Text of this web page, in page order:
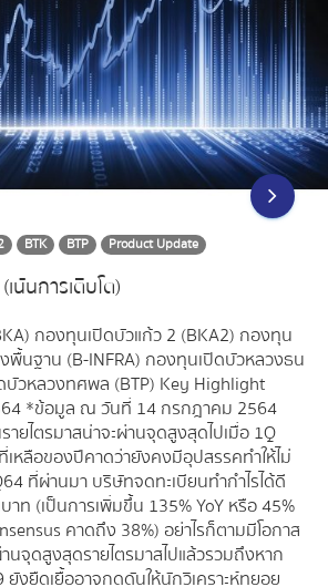
BTK BTP Product Update
น้นการเติบโต)
กองทุนเปิดบัวแก้ว 2 (BKA2) กองทุน
พื้นฐาน (B-INFRA) กองทุนเปิดบัวหลวงธน
วหลวงทศพล (BTP) Key Highlight
*ข้อมูล ณ วันที่ 14 กรกฎาคม 2564
ายไตรมาสน่าจะผ่านจุดสูงสุดไปเมื่อ 1Q
เหลือของปีคาดว่ายังคงมีอุปสรรคทำให้ไม่
ที่ผ่านมา บริษัทจดทะเบียนทำกำไรได้ดี
ท (เป็นการเพิ่มขึ้น 135% YoY หรือ 45%
คาดถึง 38%) อย่าไรก็ตามมีโอกาส
นจุดสูงสุดรายไตรมาสไปแล้วรวมถึงหาก
ยังยืดเยื้ออาจกดดันให้นักวิเคราะห์ทยอย